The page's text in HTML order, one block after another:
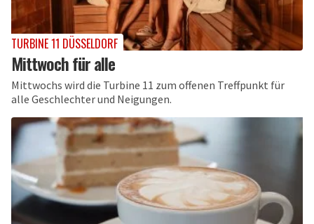
TURBINE 11 DÜSSELDORF
Mittwoch für alle
Mittwochs wird die Turbine 11 zum offenen Treffpunkt für
alle Geschlechter und Neigungen.